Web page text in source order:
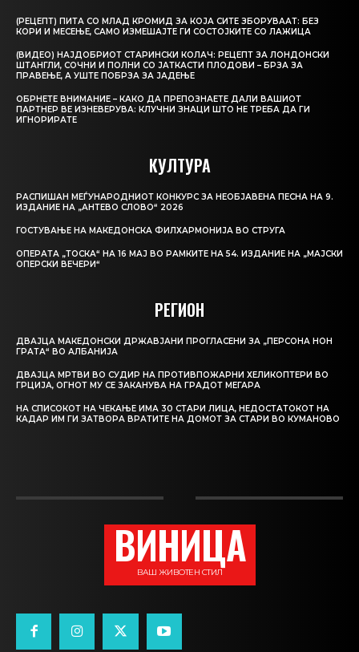
(РЕЦЕПТ) ПИТА СО МЛАД КРОМИД ЗА КОЈА СИТЕ ЗБОРУВААТ: БЕЗ
КОРИ И МЕСЕЊЕ, САМО ИЗМЕШАЈТЕ ГИ СОСТОЈКИТЕ СО ЛАЖИЦА
(ВИДЕО) НАЈДОБРИОТ СТАРИНСКИ КОЛАЧ: РЕЦЕПТ ЗА ЛОНДОНСКИ
ШТАНГЛИ, СОЧНИ И ПОЛНИ СО ЈАТКАСТИ ПЛОДОВИ – БРЗА ЗА
ПРАВЕЊЕ, А УШТЕ ПОБРЗА ЗА ЈАДЕЊЕ
ОБРНЕТЕ ВНИМАНИЕ – КАКО ДА ПРЕПОЗНАЕТЕ ДАЛИ ВАШИОТ
ПАРТНЕР ВЕ ИЗНЕВЕРУВА: КЛУЧНИ ЗНАЦИ ШТО НЕ ТРЕБА ДА ГИ
ИГНОРИРАТЕ
КУЛТУРА
РАСПИШАН МЕЃУНАРОДНИОТ КОНКУРС ЗА НЕОБЈАВЕНА ПЕСНА НА 9.
ИЗДАНИЕ НА „АНТЕВО СЛОВО“ 2026
ГОСТУВАЊЕ НА МАКЕДОНСКА ФИЛХАРМОНИЈА ВО СТРУГА
ОПЕРАТА „ТОСКА“ НА 16 МАЈ ВО РАМКИТЕ НА 54. ИЗДАНИЕ НА „МАЈСКИ
ОПЕРСКИ ВЕЧЕРИ“
РЕГИОН
ДВАЈЦА МАКЕДОНСКИ ДРЖАВЈАНИ ПРОГЛАСЕНИ ЗА „ПЕРСОНА НОН
ГРАТА“ ВО АЛБАНИЈА
ДВАЈЦА МРТВИ ВО СУДИР НА ПРОТИВПОЖАРНИ ХЕЛИКОПТЕРИ ВО
ГРЦИЈА, ОГНОТ МУ СЕ ЗАКАНУВА НА ГРАДОТ МЕГАРА
НА СПИСОКОТ НА ЧЕКАЊЕ ИМА 30 СТАРИ ЛИЦА, НЕДОСТАТОКОТ НА
КАДАР ИМ ГИ ЗАТВОРА ВРАТИТЕ НА ДОМОТ ЗА СТАРИ ВО КУМАНОВО
ВИНИЦА
ВАШ ЖИВОТЕН СТИЛ